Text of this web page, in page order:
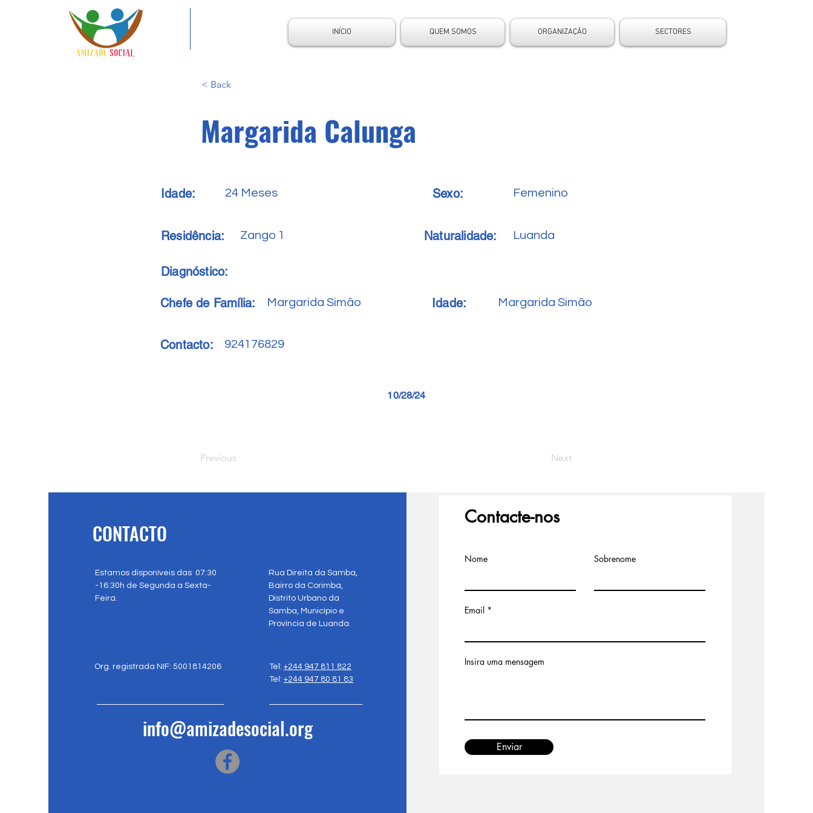
INÍCIO QUEM SOMOS ORGANIZAÇÃO SECTORES
< Back
Margarida Calunga
Idade: 24 Meses Sexo: Femenino
Residência: Zango 1 Naturalidade: Luanda
Diagnóstico:
Chefe de Família: Margarida Simão Idade: Margarida Simão
Contacto: 924176829
10/28/24
Previous Next
CONTACTO
Estamos disponíveis das 07:30
-16:30h de Segunda a Sexta-
Feira.
Rua Direita da Samba,
Bairro da Corimba,
Distrito Urbano da
Samba, Município e
Província de Luanda.
Org. registrada NIF: 5001814206 Tel: +244 947 811 822
Tel: +244 947 80 81 83
info@amizadesocial.org
Contacte-nos
Nome Sobrenome
Email
Insira uma mensagem
Enviar